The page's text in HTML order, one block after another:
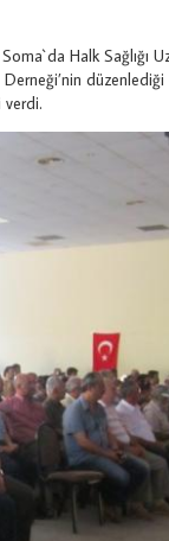
Halk Sağlığı
düzenlediği
verdi.